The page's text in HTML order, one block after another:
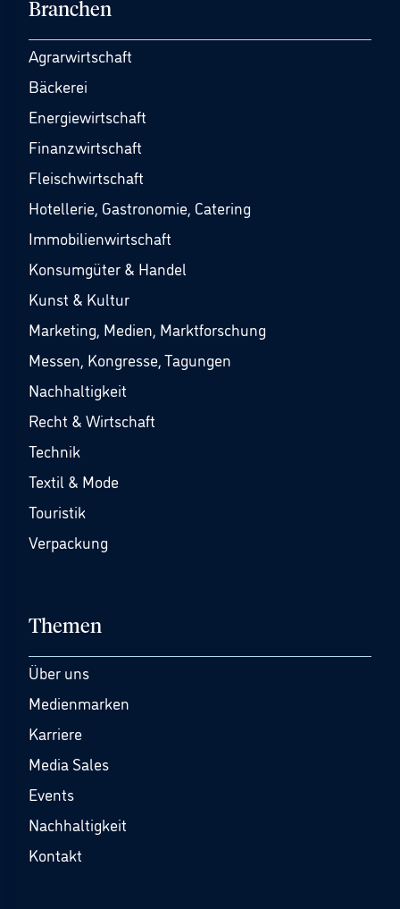
Branchen
Agrarwirtschaft
Bäckerei
Energiewirtschaft
Finanzwirtschaft
Fleischwirtschaft
Hotellerie, Gastronomie, Catering
Immobilienwirtschaft
Konsumgüter & Handel
Kunst & Kultur
Marketing, Medien, Marktforschung
Messen, Kongresse, Tagungen
Nachhaltigkeit
Recht & Wirtschaft
Technik
Textil & Mode
Touristik
Verpackung
Themen
Über uns
Medienmarken
Karriere
Media Sales
Events
Nachhaltigkeit
Kontakt